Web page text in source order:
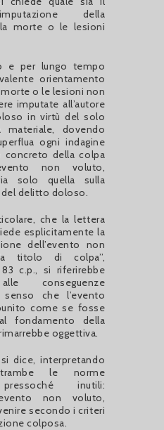
della
morte o le lesioni
e per lungo tempo
orientamento
o le lesioni non
imputate all’autore
in virtù del solo
materiale, dovendo
ogni indagine
concreto della colpa
non voluto,
solo quella sulla
delitto doloso.
che la lettera
esplicitamente la
dell’evento non
titolo di colpa’’,
c.p., si riferirebbe
conseguenze
che l’evento
come se fosse
fondamento della
oggettiva.
dice, interpretando
le norme
inutili:
non voluto,
secondo i criteri
colposa.